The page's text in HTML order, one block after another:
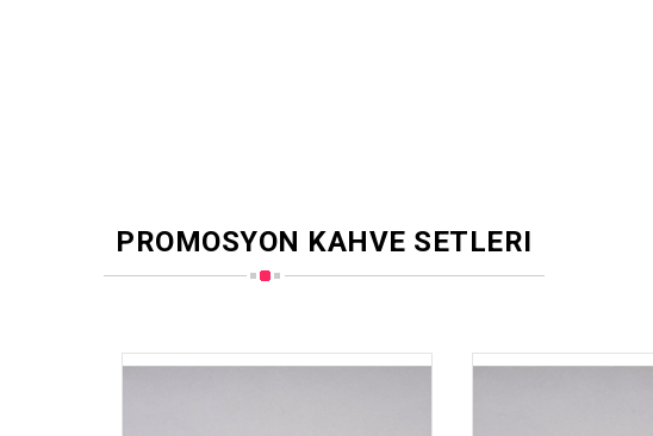
PROMOSYON KAHVE SETLERI